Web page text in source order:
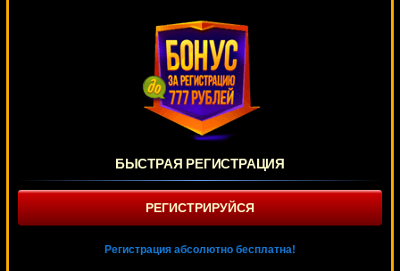
БЫСТРАЯ РЕГИСТРАЦИЯ
РЕГИСТРИРУЙСЯ
Регистрация абсолютно бесплатна!